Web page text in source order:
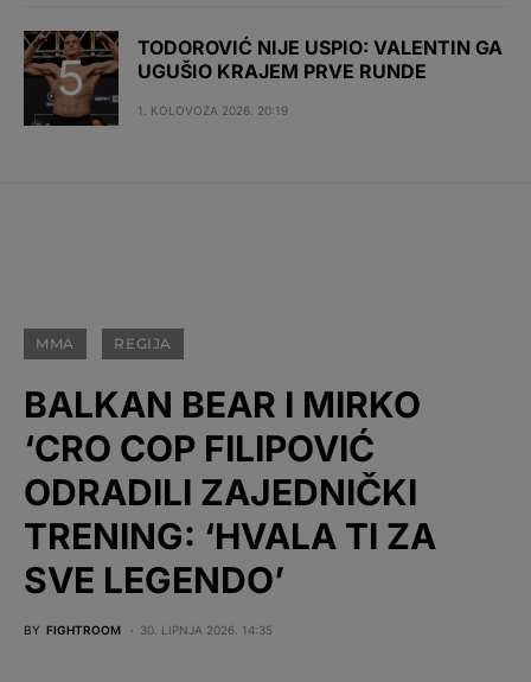
TODOROVIĆ NIJE USPIO: VALENTIN GA
UGUŠIO KRAJEM PRVE RUNDE
1. KOLOVOZA 2026. 20:19
MMA REGIJA
BALKAN BEAR I MIRKO
‘CRO COP FILIPOVIĆ
ODRADILI ZAJEDNIČKI
TRENING: ‘HVALA TI ZA
SVE LEGENDO’
BY FIGHTROOM 30. LIPNJA 2026. 14:35